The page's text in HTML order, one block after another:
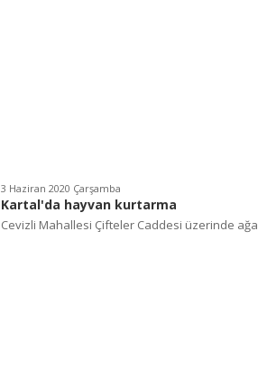
3 Haziran 2020 Çarşamba
Kartal'da hayvan kurtarma
Cevizli Mahallesi Çifteler Caddesi üzerinde